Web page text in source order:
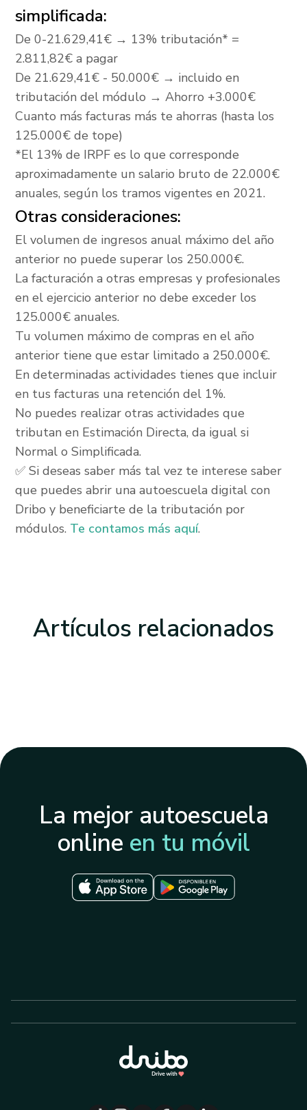
simplificada:
De 0-21.629,41€ → 13% tributación* =
2.811,82€ a pagar
De 21.629,41€ - 50.000€ → incluido en
tributación del módulo → Ahorro +3.000€
Cuanto más facturas más te ahorras (hasta los
125.000€ de tope)
*El 13% de IRPF es lo que corresponde
aproximadamente un salario bruto de 22.000€
anuales, según los tramos vigentes en 2021.
Otras consideraciones:
El volumen de ingresos anual máximo del año
anterior no puede superar los 250.000€.
La facturación a otras empresas y profesionales
en el ejercicio anterior no debe exceder los
125.000€ anuales.
Tu volumen máximo de compras en el año
anterior tiene que estar limitado a 250.000€.
En determinadas actividades tienes que incluir
en tus facturas una retención del 1%.
No puedes realizar otras actividades que
tributan en Estimación Directa, da igual si
Normal o Simplificada.
✅ Si deseas saber más tal vez te interese saber
que puedes abrir una autoescuela digital con
Dribo y beneficiarte de la tributación por
módulos. Te contamos más aquí.
Artículos relacionados
La mejor autoescuela
online en tu móvil